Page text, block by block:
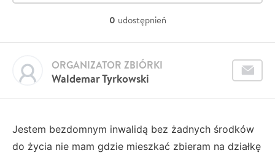
0 udostępnień
Waldemar Tyrkowski
ORGANIZATOR ZBIÓRKI
Jestem bezdomnym inwalidą bez żadnych środków
do życia nie mam gdzie mieszkać zbieram na działkę